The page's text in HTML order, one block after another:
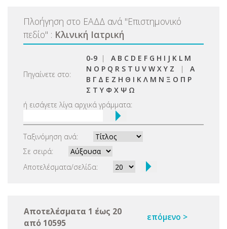
Πλοήγηση στο ΕΑΔΔ ανά "Επιστημονικό
πεδίο" : Κλινική Ιατρική
Πηγαίνετε στο:
0-9 | A B C D E F G H I J K L M
N O P Q R S T U V W X Y Z | Α
Β Γ Δ Ε Ζ Η Θ Ι Κ Λ Μ Ν Ξ Ο Π Ρ
Σ Τ Υ Φ Χ Ψ Ω
ή εισάγετε λίγα αρχικά γράμματα:
Ταξινόμηση ανά:
Σε σειρά:
Αποτελέσματα/σελίδα:
Αποτελέσματα 1 έως 20
από 10595
επόμενο >